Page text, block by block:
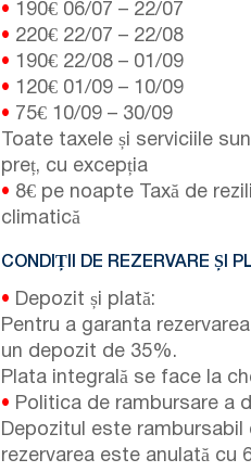
• 190€ 06/07 – 22/07
• 220€ 22/07 – 22/08
• 190€ 22/08 – 01/09
• 120€ 01/09 – 10/09
• 75€ 10/09 – 30/09
Toate taxele și serviciile
preț, cu excepția
• 8€ pe noapte Taxă de
climatică
CONDIȚII DE REZERVARE ȘI
• Depozit și plată:
Pentru a garanta
un depozit de 35%.
Plata integrală se face la
• Politica de rambursare a
Depozitul este rambursabil
rezervarea este anulată cu